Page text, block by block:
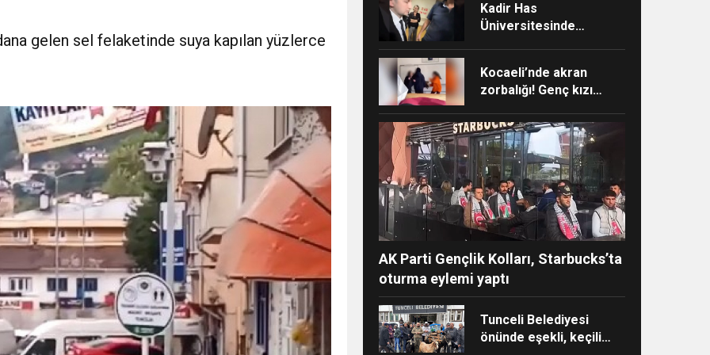
zincir marketler harekete geçti! İşte ürünlere yapılan indirim oranı
felç etti, 13 kişi öldü
16 kişi hayatını kaybetti
gelen sel felaketinde suya kapılan yüzlerce
Kadir Has
Üniversitesinde
“Ayakkabı” tartışması
Kocaeli’nde akran
zorbalığı! Genç kızı
ettiler
AK Parti Gençlik Kolları, Starbucks’ta
oturma eylemi yaptı
Tunceli Belediyesi
önünde eşekli, keçili